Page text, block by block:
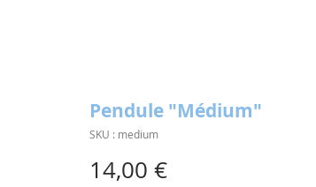
Pendule "Médium"
SKU : medium
14,00 €Prix